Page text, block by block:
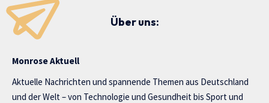
Über uns:
Monrose Aktuell
Aktuelle Nachrichten und spannende Themen aus Deutschland
und der Welt – von Technologie und Gesundheit bis Sport und